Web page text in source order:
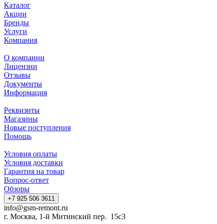
Каталог
Акции
Бренды
Услуги
Компания
О компании
Лицензии
Отзывы
Документы
Информация
Реквизиты
Магазины
Новые поступления
Помощь
Условия оплаты
Условия доставки
Гарантия на товар
Вопрос-ответ
Обзоры
+7 925 506 3611
info@gsm-remont.ru
г. Москва, 1-й Митинский пер. 15с3